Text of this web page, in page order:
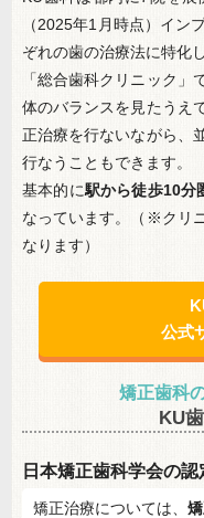
（2025年1月時点）イン
ぞれの歯の治療法に特化
「総合歯科クリニック」
体のバランスを見たうえ
正治療を行ないながら、
行なうこともできます。
基本的に駅から徒歩10分
なっています。（※クリ
なります）
公式
矯正歯科
KU
日本矯正歯科学会の
矯正治療については、